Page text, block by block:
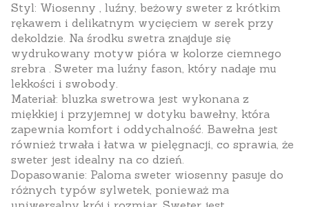
Styl: Wiosenny , luźny, beżowy sweter z krótkim
rękawem i delikatnym wycięciem w serek przy
dekoldzie. Na środku swetra znajduje się
wydrukowany motyw pióra w kolorze ciemnego
srebra . Sweter ma luźny fason, który nadaje mu
lekkości i swobody.
Materiał: bluzka swetrowa jest wykonana z
miękkiej i przyjemnej w dotyku bawełny, która
zapewnia komfort i oddychalność. Bawełna jest
również trwała i łatwa w pielęgnacji, co sprawia, że
sweter jest idealny na co dzień.
Dopasowanie: Paloma sweter wiosenny pasuje do
różnych typów sylwetek, ponieważ ma